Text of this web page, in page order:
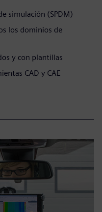
simulación (SPDM)
los dominios de
y con plantillas
CAD y CAE